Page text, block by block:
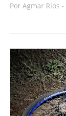
Por Agmar Rios -